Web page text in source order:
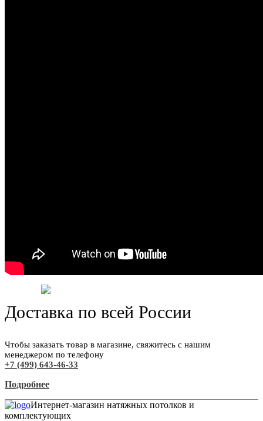
Доставка по всей России
Чтобы заказать товар в магазине, свяжитесь с нашим
менеджером по телефону
+7 (499) 643-46-33
Подробнее
Интернет-магазин натяжных потолков и
комплектующих